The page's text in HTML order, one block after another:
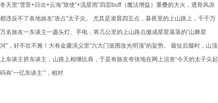
冬天里“雪景+日出+云海”致使“+流星雨”四层buff（魔法增益）重叠的大火，透骨风凉
都违反不了各地旅友“攻占”太子尖。 尤其是凌晨四五点，暮夜里的上山路上，千千万
万名旅友一东谈主一盏头灯、手电，将几公里的上山路点缀成星星落落的“山舞星
河”，好不壮不雅！大有金庸演义里“六大门派围攻光明顶”的架势。 最扯后腿时，山顶
上东谈主挤东谈主，山路上相继比肩，于是有旅友夸张地在网上沮丧“今天的太子尖起
码有‘一亿东谈主’”，相对